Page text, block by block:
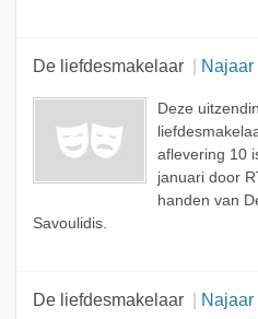
De liefdesmakelaar Najaar
Deze
aflevering 10
januari door
handen van
Savoulidis.
De liefdesmakelaar Najaar